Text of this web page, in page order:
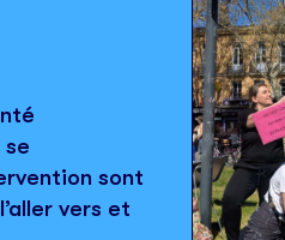
sont
vers et